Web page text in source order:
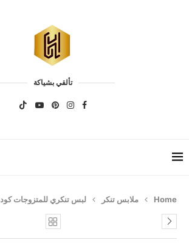
تألقي بشياكة
Home ملابس تنكر لبس تنكري للمتزوجات كود 1063